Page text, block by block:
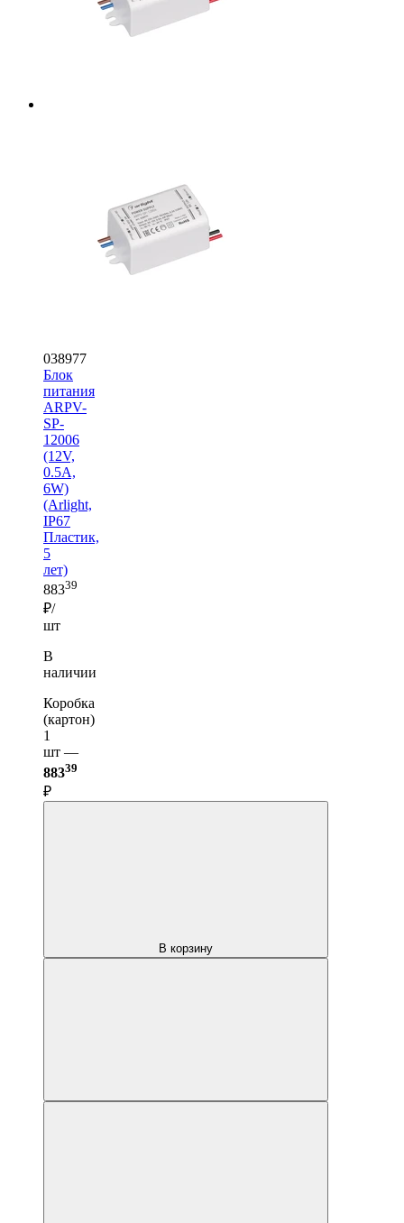
038977
Блок
питания
ARPV-
SP-
12006
(12V,
0.5A,
6W)
(Arlight,
IP67
Пластик,
5
лет)
88339
₽/
шт
В
наличии
Коробка
(картон)
1
шт —
88339
₽
В корзину